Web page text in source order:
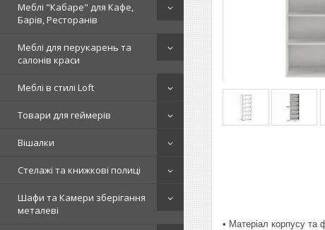
Меблі "Кабаре" для Кафе,
Барів, Ресторанів
Меблі для перукарень та
салонів краси
Меблі в стилі Loft
Товари для геймерів
Вішалки
Стелажі та книжкові полиці
Шафи та Камери зберігання
металеві
• Матеріал корпусу